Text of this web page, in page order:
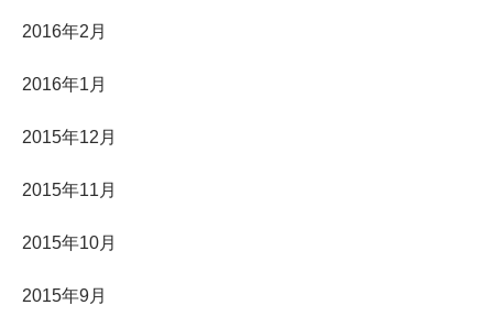
2016年2月
2016年1月
2015年12月
2015年11月
2015年10月
2015年9月